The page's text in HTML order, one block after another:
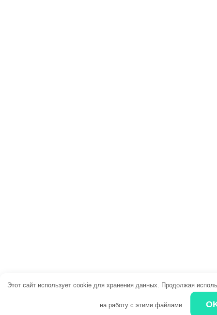
Этот сайт использует cookie для хранения данных. Продолжая
на работу с этими файлами.